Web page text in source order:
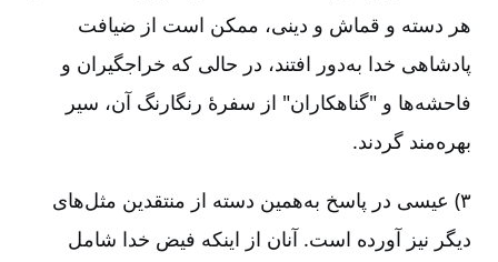
هر دسته و قماش و دینی، ممکن است از ضیافت
پادشاهی خدا به‌دور افتند، در حالی که خراجگیران و
فاحشه‌ها و "گناهکاران" از سفرۀ رنگارنگ آن، سیر
بهره‌مند گردند.
۳) عیسی در پاسخ به‌همین دسته از منتقدین مثل‌های
دیگر نیز آورده است. آنان از اینکه فیض خدا شامل